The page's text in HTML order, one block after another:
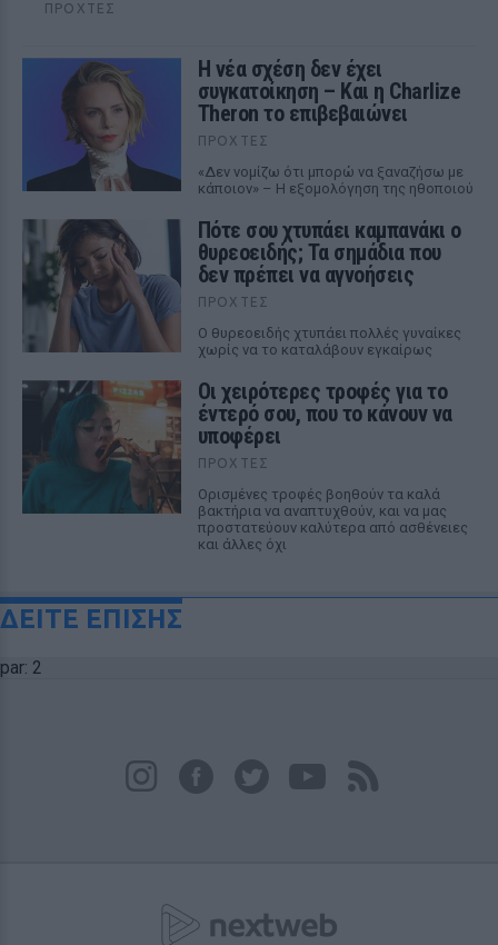
ΠΡΟΧΤΈΣ
Η νέα σχέση δεν έχει
συγκατοίκηση – Και η Charlize
Theron το επιβεβαιώνει
ΠΡΟΧΤΈΣ
«Δεν νομίζω ότι μπορώ να ξαναζήσω με
κάποιον» – Η εξομολόγηση της ηθοποιού
Πότε σου χτυπάει καμπανάκι ο
θυρεοειδής; Τα σημάδια που
δεν πρέπει να αγνοήσεις
ΠΡΟΧΤΈΣ
Ο θυρεοειδής χτυπάει πολλές γυναίκες
χωρίς να το καταλάβουν εγκαίρως
Οι χειρότερες τροφές για το
έντερό σου, που το κάνουν να
υποφέρει
ΠΡΟΧΤΈΣ
Ορισμένες τροφές βοηθούν τα καλά
βακτήρια να αναπτυχθούν, και να μας
προστατεύουν καλύτερα από ασθένειες
και άλλες όχι
ΔΕΙΤΕ ΕΠΙΣΗΣ
par: 2